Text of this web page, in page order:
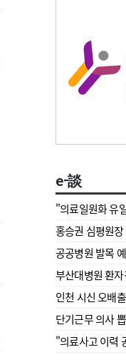
e-談
"의료일원화 유
홍승권 심평원
공공병원 발목
부산대병원 환
인천 시신 오배
단기근무 의사
"의료사고 이력